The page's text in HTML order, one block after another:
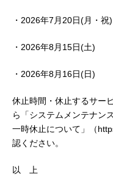
・2026年7月20日(月・祝)
・2026年8月15日(土)
・2026年8月16日(日)
休止時間・休止するサー
ら「システムメンテナン
一時休止について」（
認ください。
以 上